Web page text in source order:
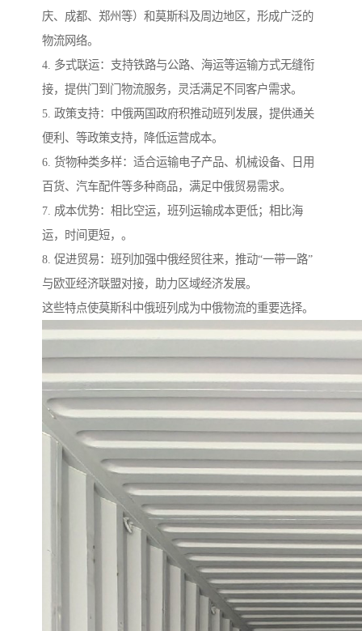
庆、成都、郑州等）和莫斯科及周边地区，形成广泛的
物流网络。
4. 多式联运：支持铁路与公路、海运等运输方式无缝衔
接，提供门到门物流服务，灵活满足不同客户需求。
5. 政策支持：中俄两国政府积推动班列发展，提供通关
便利、等政策支持，降低运营成本。
6. 货物种类多样：适合运输电子产品、机械设备、日用
百货、汽车配件等多种商品，满足中俄贸易需求。
7. 成本优势：相比空运，班列运输成本更低；相比海
运，时间更短，。
8. 促进贸易：班列加强中俄经贸往来，推动“一带一路”
与欧亚经济联盟对接，助力区域经济发展。
这些特点使莫斯科中俄班列成为中俄物流的重要选择。